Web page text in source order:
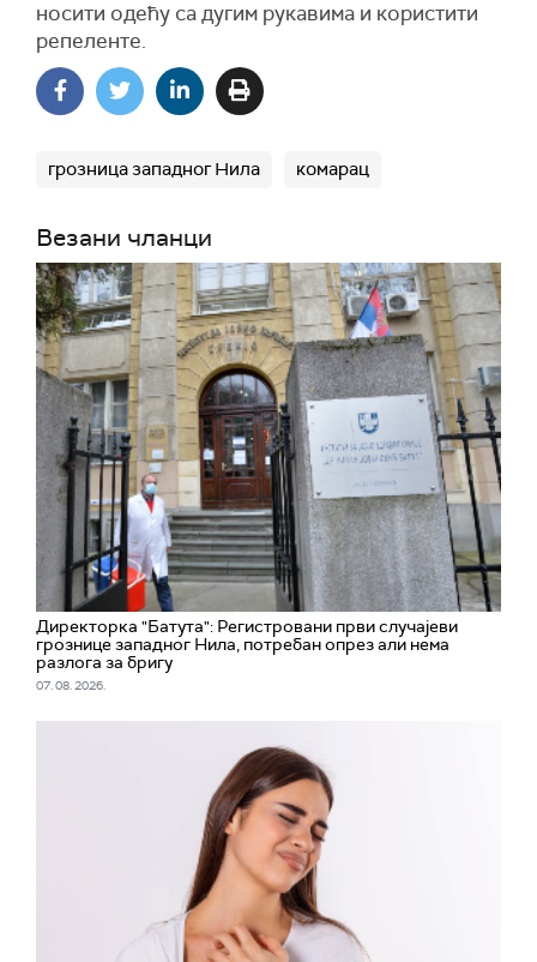
носити одећу са дугим рукавима и користити
репеленте.
грозница западног Нила комарац
Везани чланци
Директорка "Батута": Регистровани први случајеви
грознице западног Нила, потребан опрез али нема
разлога за бригу
07. 08. 2026.